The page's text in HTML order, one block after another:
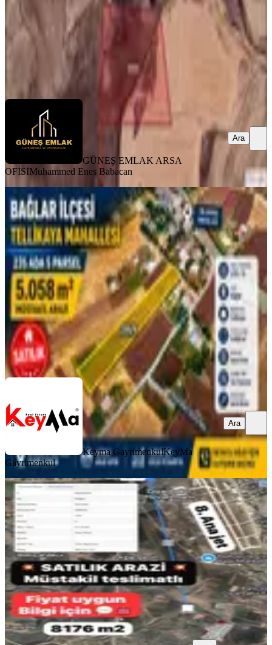
1.515.000 ₺
GÜNEŞ EMLAK ARSA OFİSİ Muhammed Enes Babacan
GÜNEŞ EMLAK ARSA
OFİSİMuhammed Enes Babacan
Ara
Acil Satılık | Tellikaya'da
Kaçırılmayacak Yatırım Fırsatı!
Diyarbakır, Bağlar
5058 m²
1.829/m²·03.06.2026
9.250.000 ₺9.500.000 ₺
Keyma Gayrimenkul KeyMa Gayrimenkul
Ara
Keyma GayrimenkulKeyMa
Gayrimenkul
Ara
%2
New Gayrimenkul' Den Sarıdallı 'da
Satılık Tek Tapulu Arsa
Diyarbakır, Bağlar
8176 m²·783/m² ·03.06.2026
6.400.000 ₺6.500.000 ₺
NEW GAYRİMENKULBüşra Demirkaya
Ara